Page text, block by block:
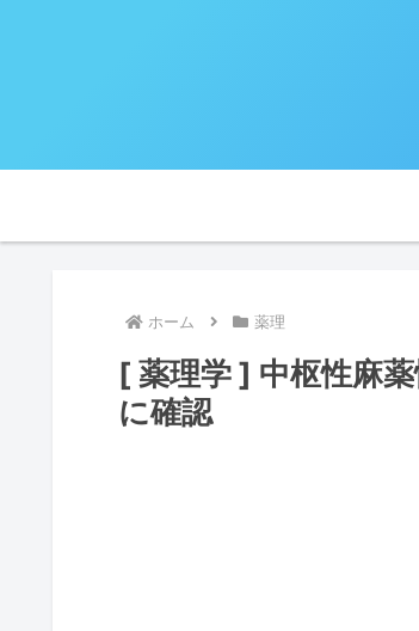
ホーム 薬理
[ 薬理学 ] 中枢性麻
に確認